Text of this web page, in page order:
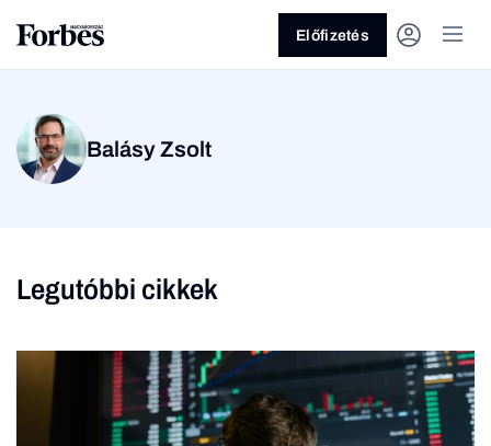
Előfizetés
Balásy Zsolt
Legutóbbi cikkek